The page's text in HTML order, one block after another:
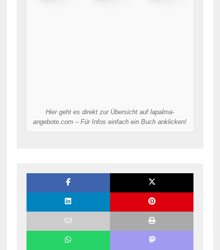
Hier geht es direkt zur Übersicht auf lapalma-
angebote.com – Für Infos einfach ein Buch anklicken!